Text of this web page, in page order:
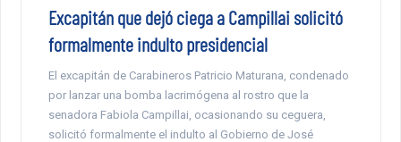
Excapitán que dejó ciega a Campillai solicitó
formalmente indulto presidencial
El excapitán de Carabineros Patricio Maturana, condenado
por lanzar una bomba lacrimógena al rostro que la
senadora Fabiola Campillai, ocasionando su ceguera,
solicitó formalmente el indulto al Gobierno de José